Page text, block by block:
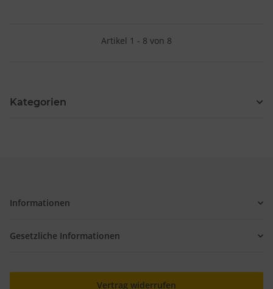
Artikel 1 - 8 von 8
Kategorien
Informationen
Gesetzliche Informationen
Vertrag widerrufen